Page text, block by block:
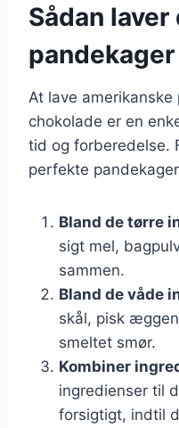
Sådan
At lave amerikanske
chokolade er en
tid og forberedelse.
perfekte
Bland de tørre
sigt mel,
sammen.
Bland de våde
skål, pisk
smeltet smør.
Kombiner
ingredienser til
forsigtigt, indtil